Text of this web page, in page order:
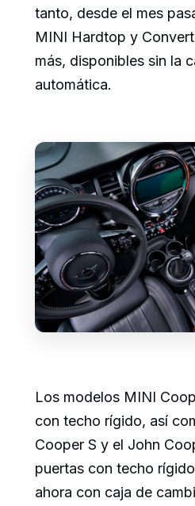
tanto, desde el mes
MINI Hardtop y
más, disponibles sin la
automática.
Los modelos MINI
con techo rígido, así
Cooper S y el John
puertas con techo
ahora con caja de